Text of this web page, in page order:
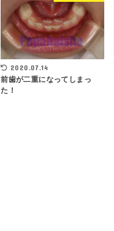
2020.07.14
前歯が二重になってしまっ
た！